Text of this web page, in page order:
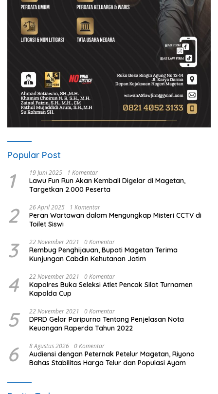
Popular Post
1 19 Juni 2025 1 Komentar
Lawu Fun Run Akan Kembali Digelar di Magetan,
Targetkan 2.000 Peserta
2 26 April 2025 1 Komentar
Peran Wartawan dalam Mengungkap Misteri CCTV di
Toilet Siswi
3 22 November 2021 0 Komentar
Rembug Penghijauan, Bupati Magetan Terima
Kunjungan Cabdin Kehutanan Jatim
4 22 November 2021 0 Komentar
Kapolres Buka Seleksi Atlet Pencak Silat Turnamen
Kapolda Cup
5 22 November 2021 0 Komentar
DPRD Gelar Paripurna Tentang Penjelasan Nota
Keuangan Raperda Tahun 2022
6 8 Agustus 2026 0 Komentar
Audiensi dengan Peternak Petelur Magetan, Riyono
Bahas Stabilitas Harga Telur dan Populasi Ayam